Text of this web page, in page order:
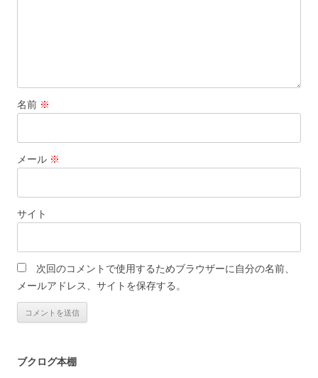
名前 ※
メール ※
サイト
次回のコメントで使用するためブラウザーに自分の名前、
メールアドレス、サイトを保存する。
ブクログ本棚